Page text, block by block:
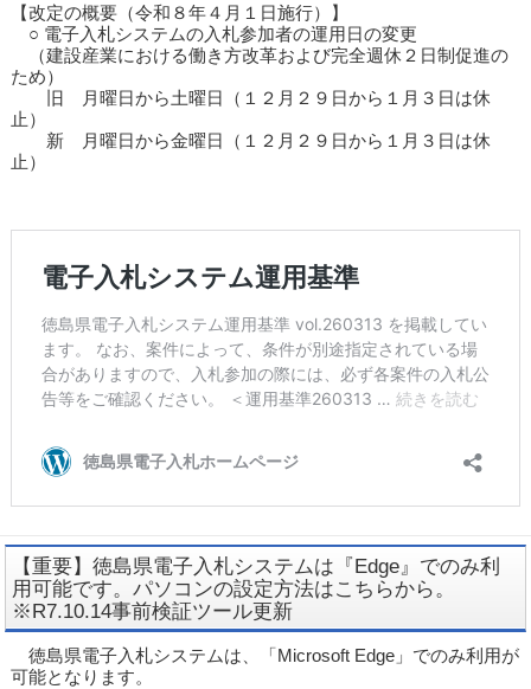
【改定の概要（令和８年４月１日施行）】
○ 電子入札システムの入札参加者の運用日の変更
（建設産業における働き方改革および完全週休２日制促進の
ため）
旧 月曜日から土曜日（１２月２９日から１月３日は休
止）
新 月曜日から金曜日（１２月２９日から１月３日は休
止）
【重要】徳島県電子入札システムは『Edge』でのみ利
用可能です。パソコンの設定方法はこちらから。
※R7.10.14事前検証ツール更新
徳島県電子入札システムは、「Microsoft Edge」でのみ利用が
可能となります。